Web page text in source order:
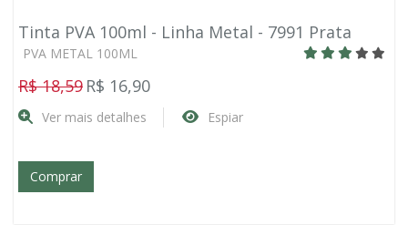
Tinta PVA 100ml - Linha Metal - 7991 Prata
PVA METAL 100ML
R$ 18,59 R$ 16,90
Ver mais detalhes Espiar
Comprar